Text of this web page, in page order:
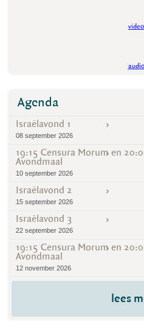
video
audio
Agenda
Israëlavond 1
08 september 2026
19:15 Censura Morum en
Avondmaal
10 september 2026
Israëlavond 2
15 september 2026
Israëlavond 3
22 september 2026
19:15 Censura Morum en
Avondmaal
12 november 2026
lees